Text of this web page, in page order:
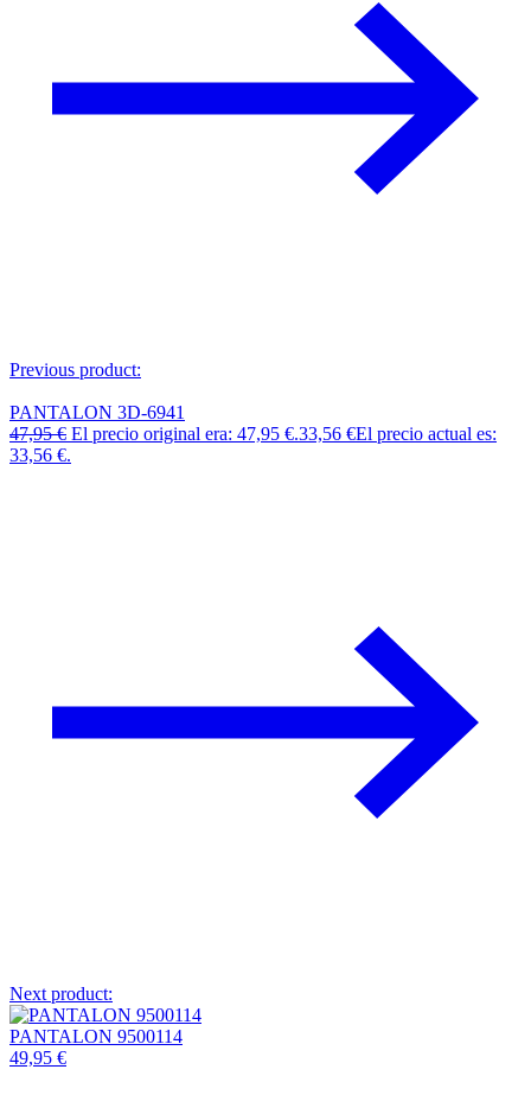
Previous product:
PANTALON 3D-6941
47,95€ El precio original era: 47,95 €.33,56 €El precio actual es:
33,56 €.
Next product:
PANTALON 9500114
49,95 €